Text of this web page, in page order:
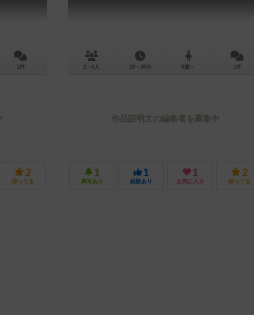
1件
2
持ってる
2～6人 20～30分 8歳～ 1件
作品説明文の編集者を募集中
1
興味あり
1
経験あり
1
お気に入り
2
持ってる